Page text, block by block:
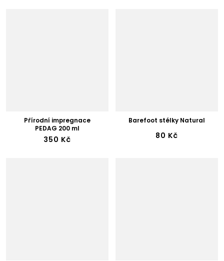
Přírodní impregnace
PEDAG 200 ml
350 Kč
Barefoot stélky Natural
80 Kč